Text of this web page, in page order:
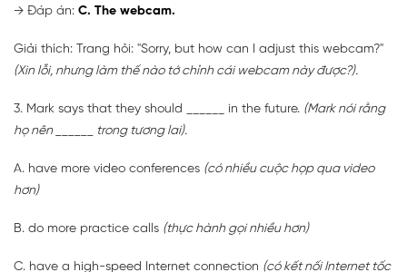
→ Đáp án: C. The webcam.
Giải thích: Trang hỏi: "Sorry, but how can I adjust this webcam?"
(Xin lỗi, nhưng làm thế nào tớ chỉnh cái webcam này được?).
3. Mark says that they should ______ in the future. (Mark nói rằng
họ nên ______ trong tương lai).
A. have more video conferences (có nhiều cuộc họp qua video
hơn)
B. do more practice calls (thực hành gọi nhiều hơn)
C. have a high-speed Internet connection (có kết nối Internet tốc